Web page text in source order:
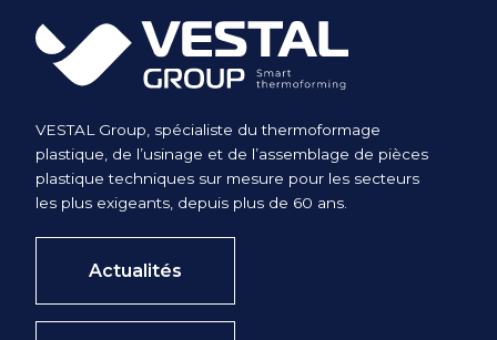
VESTAL Group, spécialiste du thermoformage
plastique, de l’usinage et de l’assemblage de pièces
plastique techniques sur mesure pour les secteurs
les plus exigeants, depuis plus de 60 ans.
Actualités